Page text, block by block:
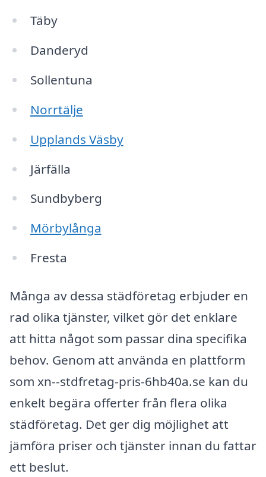
Täby
Danderyd
Sollentuna
Norrtälje
Upplands Väsby
Järfälla
Sundbyberg
Mörbylånga
Fresta
Många av dessa städföretag erbjuder en
rad olika tjänster, vilket gör det enklare
att hitta något som passar dina specifika
behov. Genom att använda en plattform
som xn--stdfretag-pris-6hb40a.se kan du
enkelt begära offerter från flera olika
städföretag. Det ger dig möjlighet att
jämföra priser och tjänster innan du fattar
ett beslut.